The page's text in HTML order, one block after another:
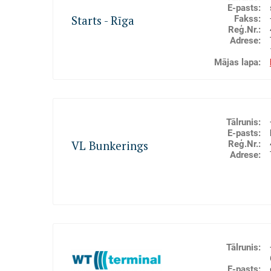
MUITAS
Starts - Rīga
E-pasts:
Fakss:
Reģ.Nr.:
Adrese:
Mājas lapa:
• storage
• transportation and forwarding services
VL Bunkerings
Tālrunis:
E-pasts:
Reģ.Nr.:
Adrese:
• Wholesale of oil products
• Custom warehouse services
Tālrunis: